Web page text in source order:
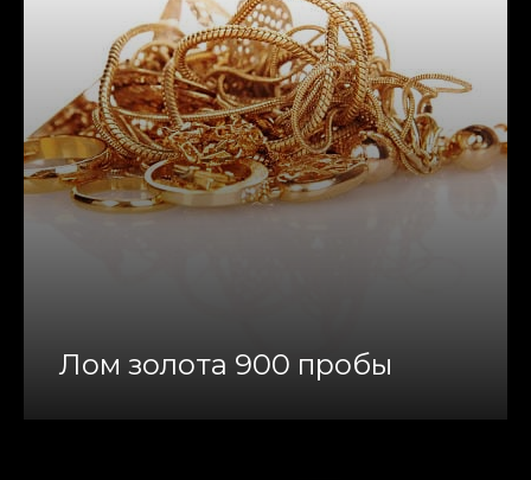
Лом золота 900 пробы